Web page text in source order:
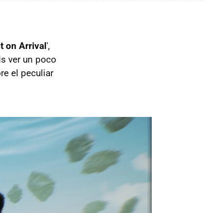
on Arrival',
ver un poco
el peculiar